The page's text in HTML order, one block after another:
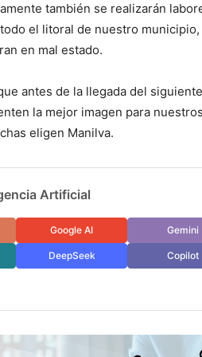
también se realizarán
el litoral de nuestro municipio,
en mal estado.
antes de la llegada del
la mejor imagen para
eligen Manilva.
Artificial
Google AI Gemini
DeepSeek Copilot